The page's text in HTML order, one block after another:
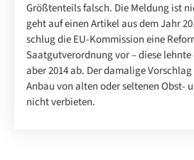
Größtenteils falsch. Die Meldung ist
geht auf einen Artikel aus dem Jahr
schlug die EU-Kommission eine
Saatgutverordnung vor – diese
aber 2014 ab. Der damalige
Anbau von alten oder seltenen Obst-
nicht verbieten.